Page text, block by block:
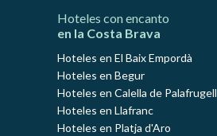
Hoteles con encanto
en la Costa Brava
Hoteles en El Baix Empordà
Hoteles en Begur
Hoteles en Calella de Palafrugell
Hoteles en Llafranc
Hoteles en Platja d'Aro